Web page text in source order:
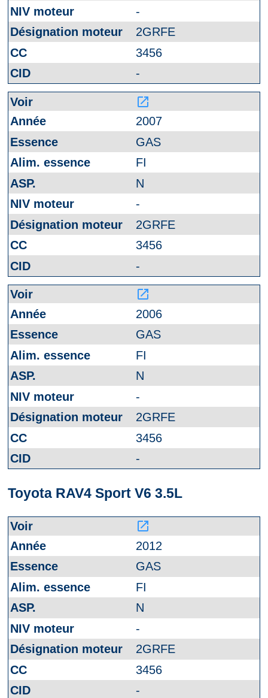
-
2GRFE
3456
-
launch
2007
GAS
FI
N
-
2GRFE
3456
-
launch
2006
GAS
FI
N
-
2GRFE
3456
-
Toyota RAV4 Sport V6 3.5L
launch
2012
GAS
FI
N
-
2GRFE
3456
-